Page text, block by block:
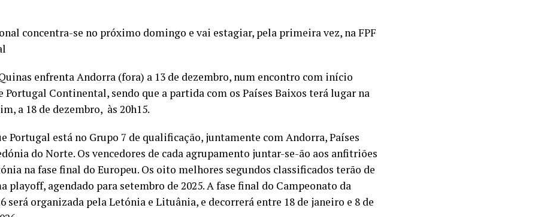
concentra-se no próximo domingo e vai estagiar, pela primeira vez, na FPF
enfrenta Andorra (fora) a 13 de dezembro, num encontro com início
Portugal Continental, sendo que a partida com os Países Baixos terá lugar na
a 18 de dezembro, às 20h15.
Portugal está no Grupo 7 de qualificação, juntamente com Andorra, Países
do Norte. Os vencedores de cada agrupamento juntar-se-ão aos anfitriões
na fase final do Europeu. Os oito melhores segundos classificados terão de
playoff, agendado para setembro de 2025. A fase final do Campeonato da
será organizada pela Letónia e Lituânia, e decorrerá entre 18 de janeiro e 8 de